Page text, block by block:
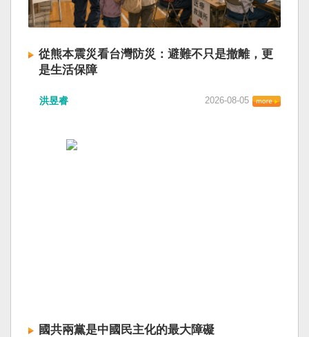
從熊本震災看台灣防災：避難不只是撤離，更
是生活保障
洪昱睿 2026-08-05
國共兩黨是中國民主化的最大障礙